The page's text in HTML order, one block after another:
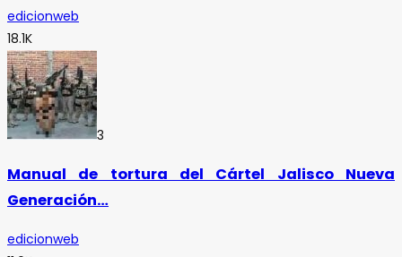
edicionweb
18.1K
3
Manual de tortura del Cártel Jalisco Nueva
Generación…
edicionweb